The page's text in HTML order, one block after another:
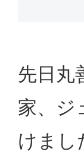
先日丸
家、ジ
けまし